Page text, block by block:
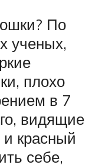
По
ученых,
плохо
в 7
видящие
красный
себе,